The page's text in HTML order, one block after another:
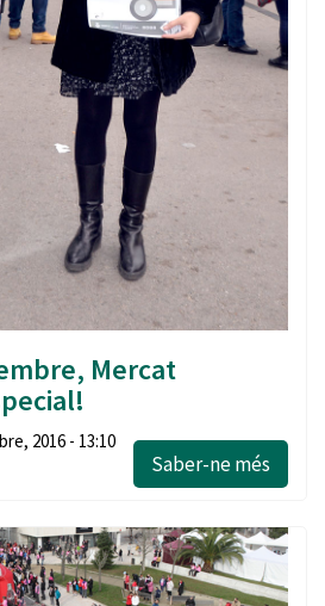
Mercat
2016 - 13:10
Saber-ne més